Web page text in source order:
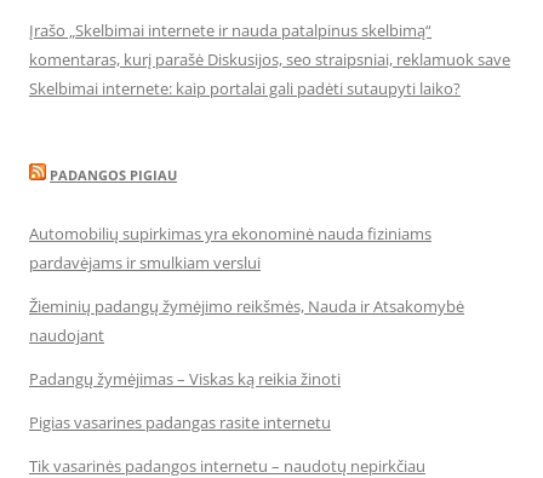
Įrašo „Skelbimai internete ir nauda patalpinus skelbimą“
komentaras, kurį parašė Diskusijos, seo straipsniai, reklamuok save
Skelbimai internete: kaip portalai gali padėti sutaupyti laiko?
PADANGOS PIGIAU
Automobilių supirkimas yra ekonominė nauda fiziniams
pardavėjams ir smulkiam verslui
Žieminių padangų žymėjimo reikšmės, Nauda ir Atsakomybė
naudojant
Padangų žymėjimas – Viskas ką reikia žinoti
Pigias vasarines padangas rasite internetu
Tik vasarinės padangos internetu – naudotų nepirkčiau